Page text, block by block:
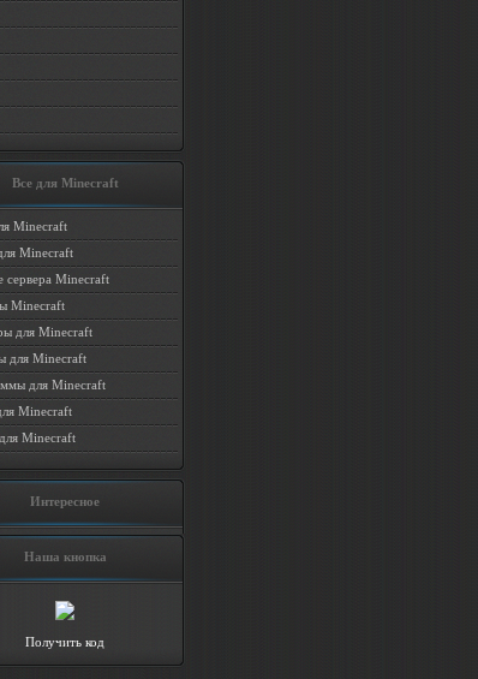
Все для Minecraft
Minecraft
Minecraft
сервера Minecraft
Minecraft
для Minecraft
для Minecraft
для Minecraft
Minecraft
Minecraft
Интересное
Наша кнопка
Получить код